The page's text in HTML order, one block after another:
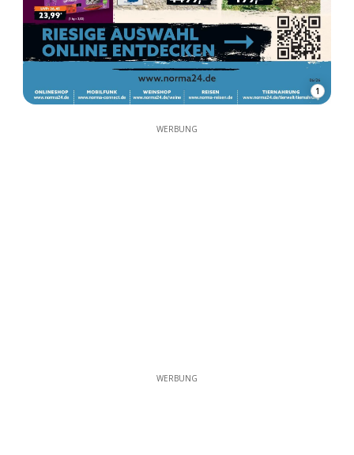
1
WERBUNG
WERBUNG